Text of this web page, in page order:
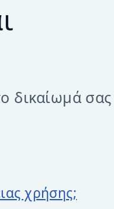
δικαίωμά σας
χρήσης;